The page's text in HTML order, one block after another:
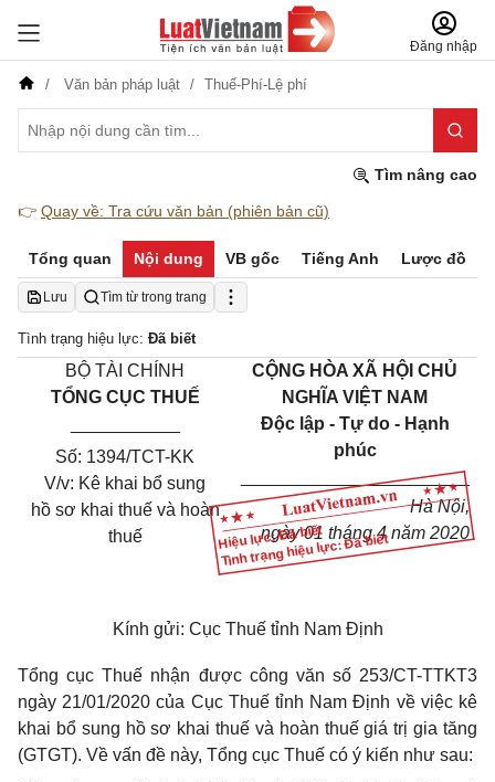
Đăng nhập
Văn bản pháp luật Thuế-Phí-Lệ phí
Tìm nâng cao
👉 Quay về: Tra cứu văn bản (phiên bản cũ)
Tổng quan Nội dung VB gốc Tiếng Anh Lược đồ
Lưu Tìm từ trong trang
Tình trạng hiệu lực: Đã biết
Hiệu lực: Đã biết
Tình trạng hiệu lực: Đã biết
BỘ TÀI CHÍNH
TỔNG CỤC THUẾ
Số: 1394/TCT-KK
V/v: Kê khai bổ sung
hồ sơ khai thuế và hoàn
thuế
CỘNG HÒA XÃ HỘI CHỦ
NGHĨA VIỆT NAM
Độc lập - Tự do - Hạnh
phúc
_______________________
Hà Nội,
ngày01 tháng4năm 2020
Kính gửi: Cục Thuế tỉnh Nam Định
Tổng cục Thuế nhận được công văn số 253/CT-TTKT3
ngày 21/01/2020 của Cục Thuế tỉnh Nam Định về việc kê
khai bổ sung hồ sơ khai thuế và hoàn thuế giá trị gia tăng
(GTGT). Về vấn đề này, Tổng cục Thuế có ý kiến như sau: